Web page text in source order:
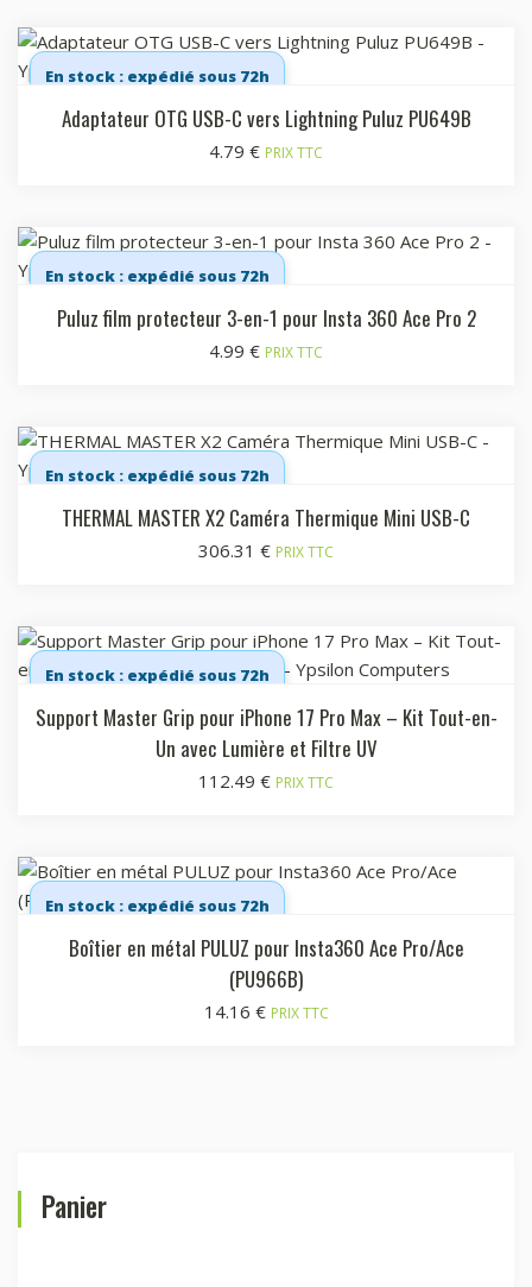
En stock : expédié sous 72h
Adaptateur OTG USB-C vers Lightning Puluz PU649B
4.79 € PRIX TTC
En stock : expédié sous 72h
Puluz film protecteur 3-en-1 pour Insta 360 Ace Pro 2
4.99 € PRIX TTC
En stock : expédié sous 72h
THERMAL MASTER X2 Caméra Thermique Mini USB-C
306.31 € PRIX TTC
En stock : expédié sous 72h
Support Master Grip pour iPhone 17 Pro Max – Kit Tout-en-
Un avec Lumière et Filtre UV
112.49 € PRIX TTC
En stock : expédié sous 72h
Boîtier en métal PULUZ pour Insta360 Ace Pro/Ace
(PU966B)
14.16 € PRIX TTC
Panier